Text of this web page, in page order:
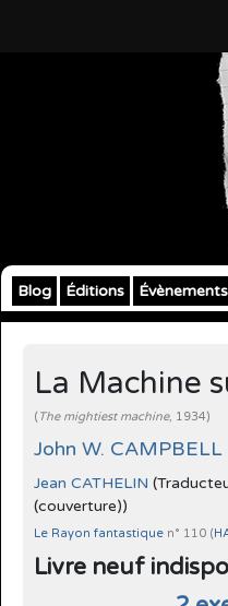
Blog Éditions Évènements
La Machine
( The mightiest machine, 1934)
John W. CAMPBELL
Jean CATHELIN
(couverture))
Le Rayon fantastique n° 110 (
Livre neuf